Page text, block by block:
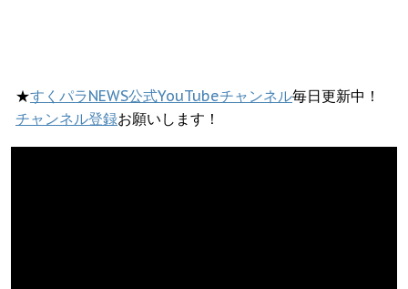
★すくパラNEWS公式YouTubeチャンネル毎日更新中！
チャンネル登録お願いします！